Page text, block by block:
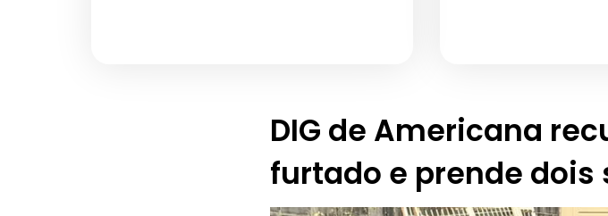
DIG de Americana
furtado e prende